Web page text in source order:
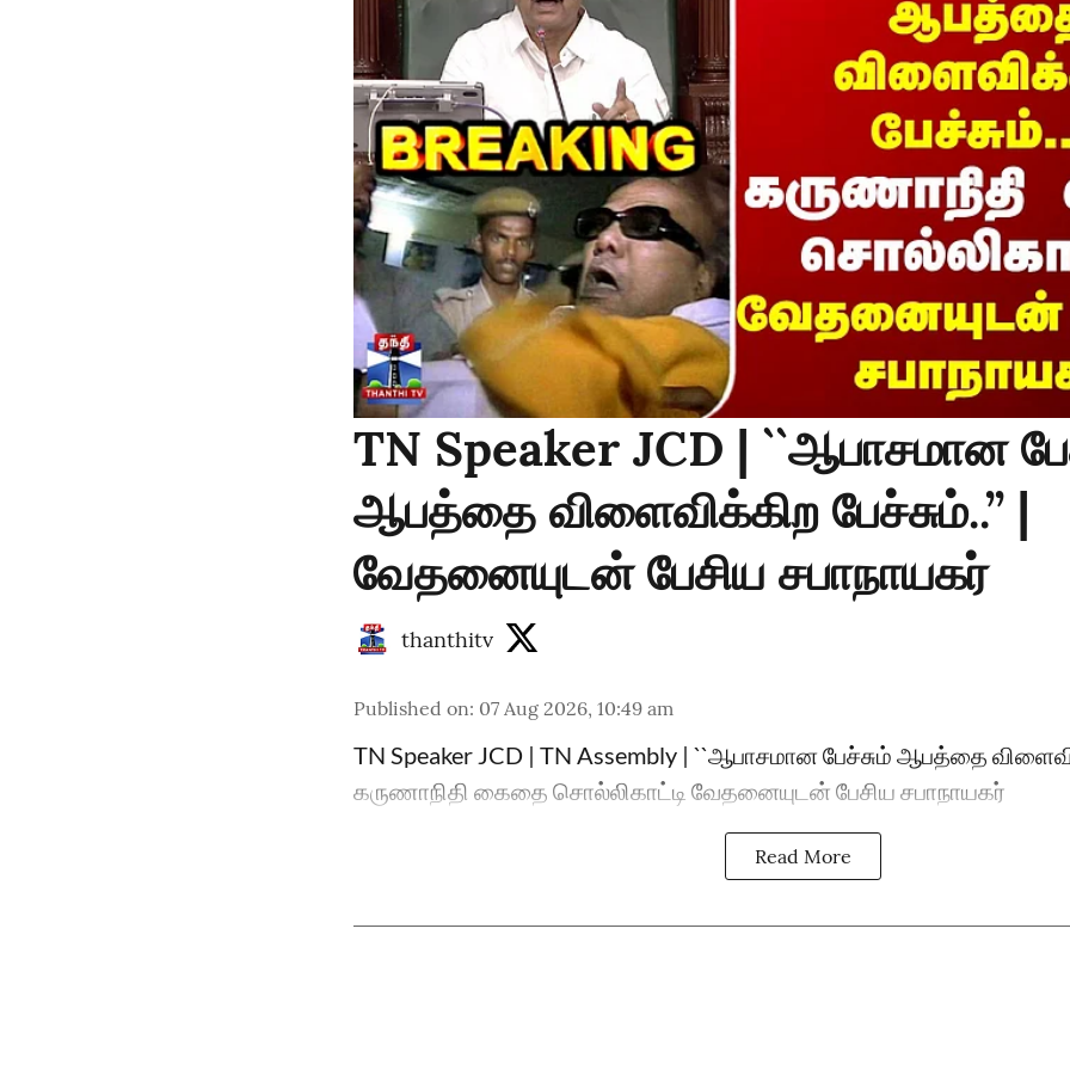
TN Speaker JCD | ``ஆபாசமான
ஆபத்தை விளைவிக்கிற பேச்சும்..’’ |
வேதனையுடன் பேசிய சபாநாயகர்
thanthitv
Published on: 07 Aug 2026, 10:49 am
TN Speaker JCD | TN Assembly | ``ஆபாசமான பேச்சும் ஆபத்தை
கருணாநிதி கைதை சொல்லிகாட்டி வேதனையுடன் பேசிய சபாநாயகர்
Read More